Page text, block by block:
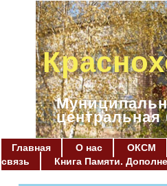
центральная
Главная О нас ОКСМ
связь
Книга Памяти.